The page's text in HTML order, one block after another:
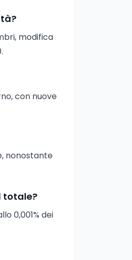
modifica
con nuove
nonostante
totale?
0,001% dei